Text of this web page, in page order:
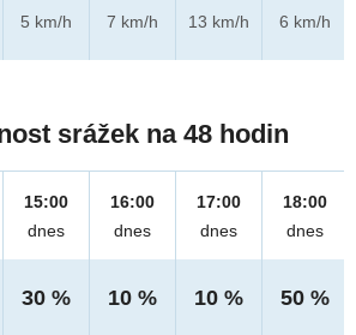
5 km/h
7 km/h
13 km/h
6 km/h
srážek na 48 hodin
15:00
dnes
30 %
16:00
dnes
10 %
17:00
dnes
10 %
18:00
dnes
50 %